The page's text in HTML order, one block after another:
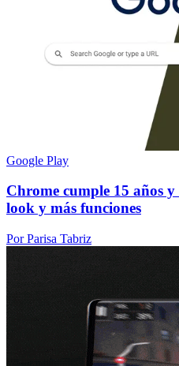
Google Play
Chrome cumple 15 años
look y más funciones
Por Parisa Tabriz